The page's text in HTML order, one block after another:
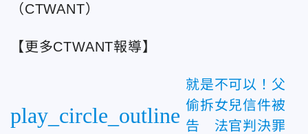
（CTWANT）
【更多CTWANT報導】
play_circle_outline
就是不可以！父
偷拆女兒信件被
告 法官判決罪